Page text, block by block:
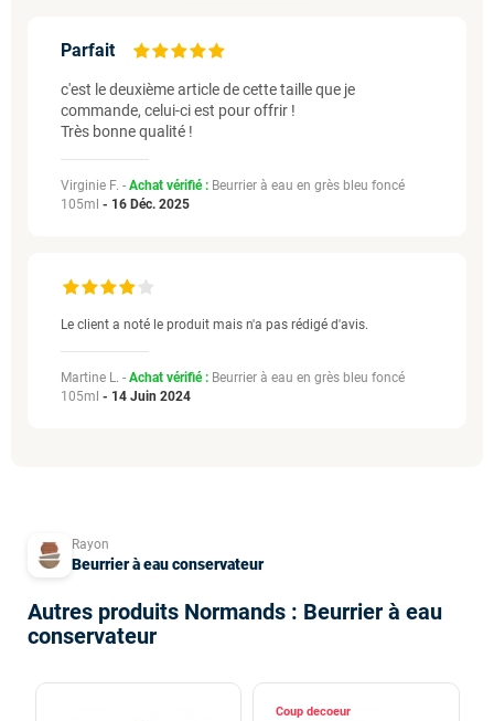
Parfait
c'est le deuxième article de cette taille que je
commande, celui-ci est pour offrir !
Très bonne qualité !
Virginie F. - Achat vérifié : Beurrier à eau en grès bleu foncé
105ml - 16 Déc. 2025
Le client a noté le produit mais n'a pas rédigé d'avis.
Martine L. - Achat vérifié : Beurrier à eau en grès bleu foncé
105ml - 14 Juin 2024
Rayon
Beurrier à eau conservateur
Autres produits Normands : Beurrier à eau
conservateur
Coup de